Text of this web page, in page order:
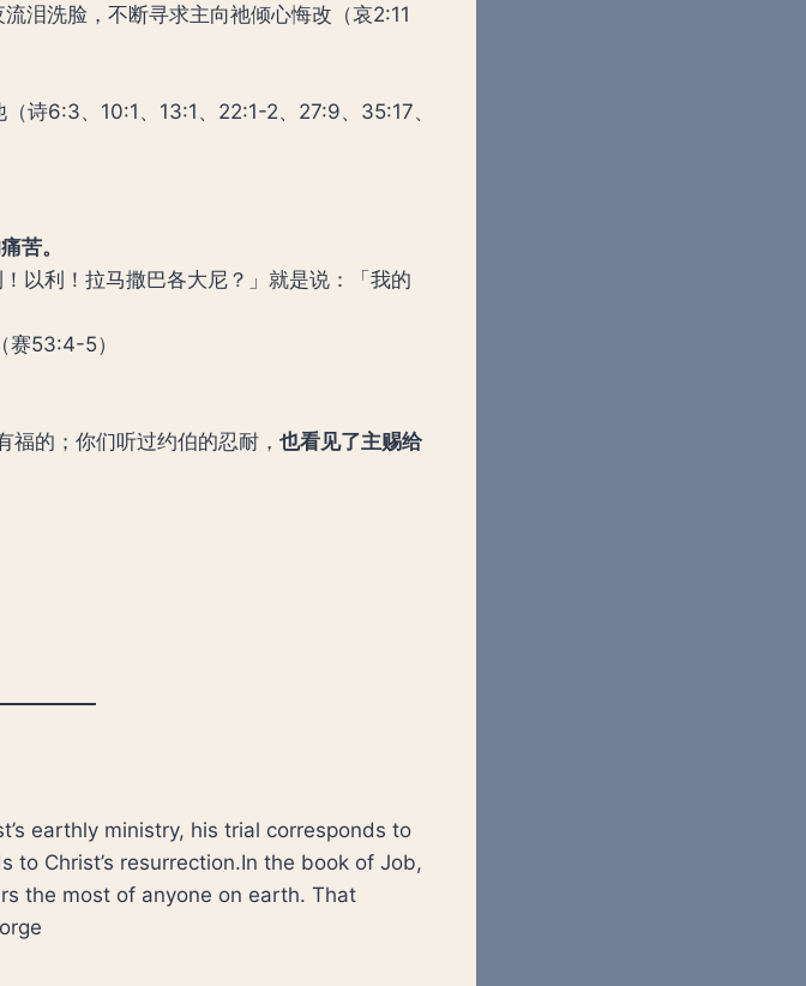
泪洗脸，不断寻求主向祂倾心悔改（哀2:11
诗6:3、10:1、13:1、22:1-2、27:9、35:17、
苦。
以利！拉马撒巴各大尼？」就是说：「我的
赛53:4-5）
的；你们听过约伯的忍耐， 也看见了主赐给
earthly ministry, his trial corresponds to
to Christ’s resurrection.In the book of Job,
the most of anyone on earth. That